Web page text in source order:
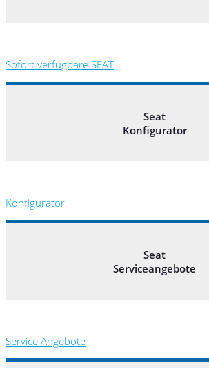
Sofort verfügbare SEAT
Seat
Konfigurator
Konfigurator
Seat
Serviceangebote
Service Angebote